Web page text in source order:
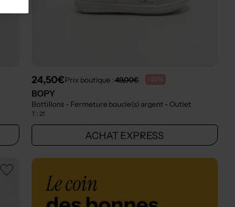
24,50€Prix boutique : 49,00€ -50%
BOPY
Bottillons - Fermeture boucle(s) argent - Outlet
T : 21
ACHAT EXPRESS